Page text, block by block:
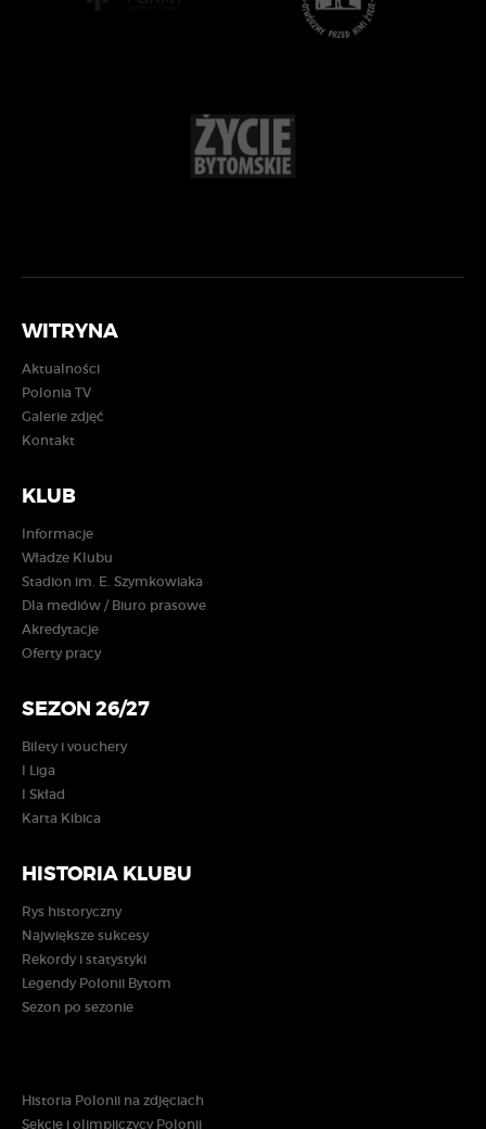
WITRYNA
Aktualności
Polonia TV
Galerie zdjęć
Kontakt
KLUB
Informacje
Władze Klubu
Stadion im. E. Szymkowiaka
Dla mediów / Biuro prasowe
Akredytacje
Oferty pracy
SEZON 26/27
Bilety i vouchery
I Liga
I Skład
Karta Kibica
HISTORIA KLUBU
Rys historyczny
Największe sukcesy
Rekordy i statystyki
Legendy Polonii Bytom
Sezon po sezonie
Historia Polonii na zdjęciach
Sekcje i olimpijczycy Polonii